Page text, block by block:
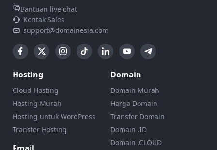
Bantuan live chat
Kontak Sales
support@domainesia.com
Hosting
Cloud Hosting
Hosting Murah
Hosting untuk WordPress
Transfer Hosting
Domain
Domain Murah
Harga Domain
Transfer Domain
Domain .ID
Domain .CLOUD